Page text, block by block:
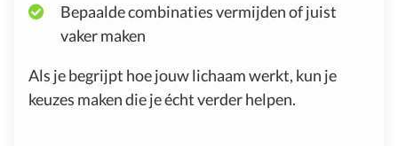
Bepaalde combinaties vermijden of juist
vaker maken
Als je begrijpt hoe jouw lichaam werkt, kun je
keuzes maken die je écht verder helpen.